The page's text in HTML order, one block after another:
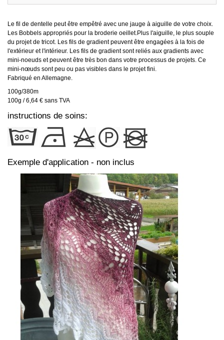
Le fil de dentelle peut être empêtré avec une jauge à aiguille de votre choix.
Les Bobbels appropriés pour la broderie oeillet.Plus l'aiguille, le plus souple
du projet de tricot. Les fils de gradient peuvent être engagées à la fois de
l'extérieur et l'intérieur. Les fils de gradient sont reliés aux gradients avec
mini-noeuds et peuvent être très bon dans votre processus de projets. Ce
mini-nœuds sont peu ou pas visibles dans le projet fini.
Fabriqué en Allemagne.
100g/380m
100g / 6,64 € sans TVA
instructions de soins:
Exemple d'application - non inclus